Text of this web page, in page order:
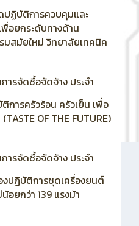
ฏิบัติการควบคุมและ
ยกระดับทางด้าน
มสมัยใหม่ วิทยาลัยเทคนิค
ารจัดซื้อจัดจ้าง ประจำ
การครัวร้อน ครัวเย็น เพื่อ
OF THE FUTURE)
ารจัดซื้อจัดจ้าง ประจำ
ปฏิบัติการชุดเครื่องยนต์
อยกว่า 139 แรงม้า